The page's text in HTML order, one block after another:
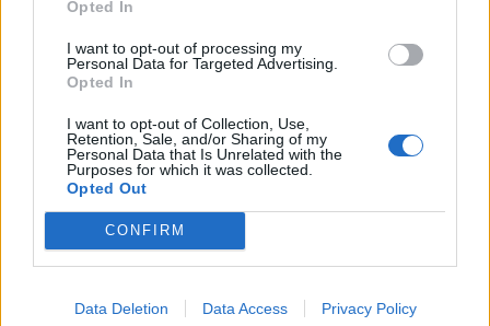
Opted In
I want to opt-out of processing my
Personal Data for Targeted Advertising.
Opted In
I want to opt-out of Collection, Use,
Retention, Sale, and/or Sharing of my
Personal Data that Is Unrelated with the
Purposes for which it was collected.
Opted Out
CONFIRM
Data Deletion Data Access Privacy Policy
Histoiredemaison
Voir tous les articles de
VOUS POURRIEZ AUSSI AIMER